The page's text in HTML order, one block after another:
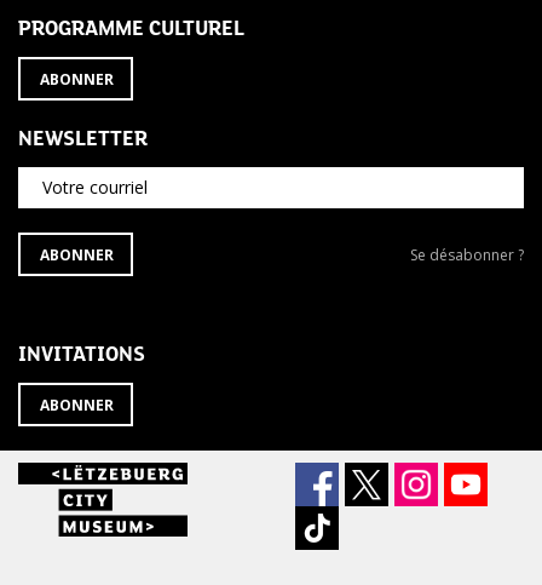
PROGRAMME CULTUREL
ABONNER
NEWSLETTER
Votre courriel
S'ABONNER
À
ABONNER
Se
Se désabonner ?
INVITATIONS
ABONNER